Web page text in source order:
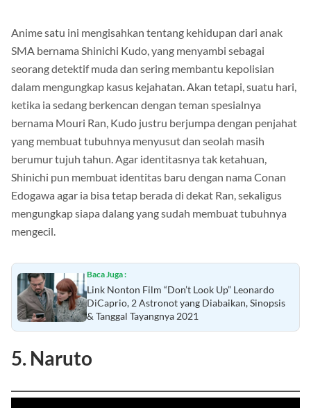
Anime satu ini mengisahkan tentang kehidupan dari anak
SMA bernama Shinichi Kudo, yang menyambi sebagai
seorang detektif muda dan sering membantu kepolisian
dalam mengungkap kasus kejahatan. Akan tetapi, suatu hari,
ketika ia sedang berkencan dengan teman spesialnya
bernama Mouri Ran, Kudo justru berjumpa dengan penjahat
yang membuat tubuhnya menyusut dan seolah masih
berumur tujuh tahun. Agar identitasnya tak ketahuan,
Shinichi pun membuat identitas baru dengan nama Conan
Edogawa agar ia bisa tetap berada di dekat Ran, sekaligus
mengungkap siapa dalang yang sudah membuat tubuhnya
mengecil.
Baca Juga :
Link Nonton Film “Don’t Look Up” Leonardo
DiCaprio, 2 Astronot yang Diabaikan, Sinopsis
& Tanggal Tayangnya 2021
5. Naruto